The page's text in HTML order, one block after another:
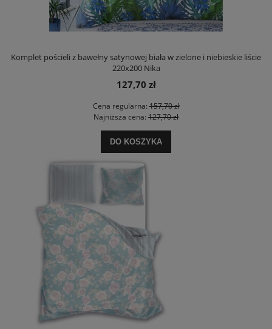
Komplet pościeli z bawełny satynowej biała w zielone i niebieskie liście
220x200 Nika
127,70 zł
Cena regularna:157,70 zł
Najniższa cena: 127,70 zł
DO KOSZYKA